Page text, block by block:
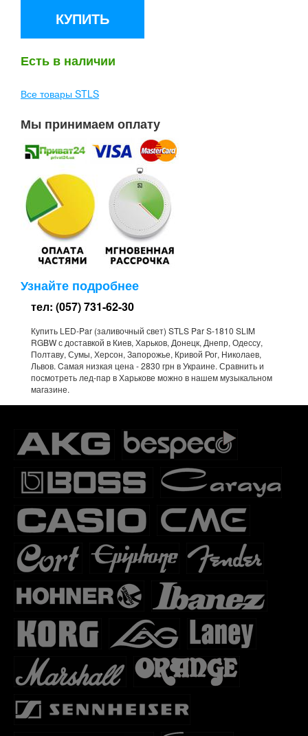
КУПИТЬ
Есть в наличии
Все товары STLS
Мы принимаем оплату
Узнайте подробнее
тел: (057) 731-62-30
Купить LED-Par (заливочный свет) STLS Par S-1810 SLIM
RGBW с доставкой в Киев, Харьков, Донецк, Днепр, Одессу,
Полтаву, Сумы, Херсон, Запорожье, Кривой Рог, Николаев,
Львов. Cамая низкая цена - 2830 грн в Украине. Сравнить и
посмотреть лед-пар в Харькове можно в нашем музыкальном
магазине.